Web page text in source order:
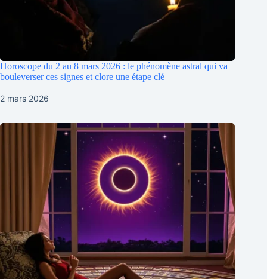
Horoscope du 2 au 8 mars 2026 : le phénomène astral qui va
bouleverser ces signes et clore une étape clé
2 mars 2026